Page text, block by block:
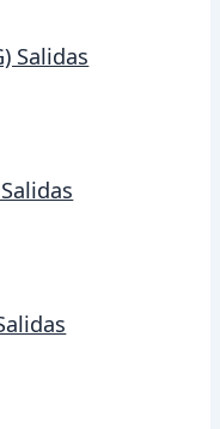
Salidas